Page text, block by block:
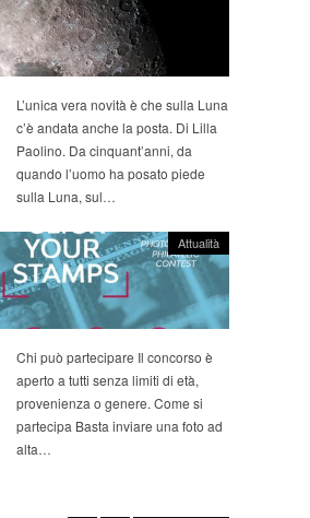
L’unica vera novità è che sulla Luna
c’è andata anche la posta. Di Lilla
Paolino. Da cinquant’anni, da
quando l’uomo ha posato piede
sulla Luna, sul…
Attualità
Chi può partecipare Il concorso è
aperto a tutti senza limiti di età,
provenienza o genere. Come si
partecipa Basta inviare una foto ad
alta…